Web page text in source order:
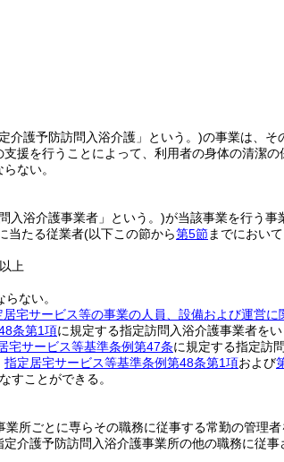
介護予防訪問入浴介護」という。)の事業は、そ
援を行うことによって、利用者の身体の清潔
ない。
入浴介護事業者」という。)が当該事業を行う事
当たる従業者(以下この節から第5節までにおい
上
ない。
宅サービス等の事業の人員、設備および運営に
条第1項に規定する指定訪問入浴介護事業者を
宅サービス等基準条例第47条に規定する指定訪
指定居宅サービス等基準条例第48条第1項および
すことができる。
所ごとに専らその職務に従事する常勤の管理者
介護予防訪問入浴介護事業所の他の職務に従